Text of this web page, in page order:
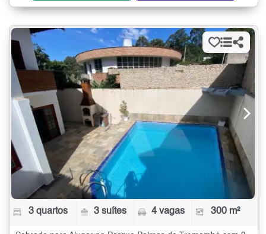
3 quartos 3 suítes 4 vagas 300 m²